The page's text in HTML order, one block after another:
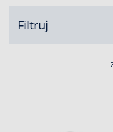
Filtruj